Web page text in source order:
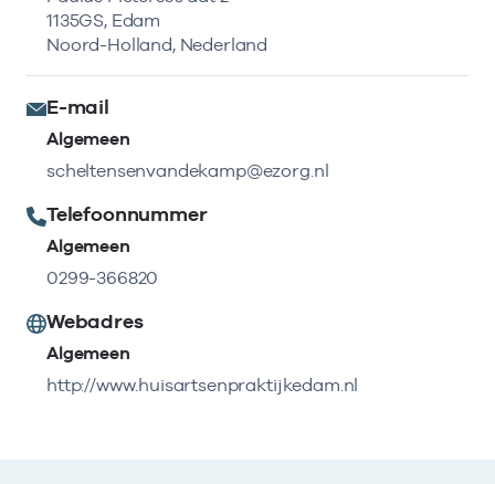
1135GS, Edam
Noord-Holland, Nederland
E-mail
Algemeen
scheltensenvandekamp@ezorg.nl
Telefoonnummer
Algemeen
0299-366820
Webadres
Algemeen
http://www.huisartsenpraktijkedam.nl